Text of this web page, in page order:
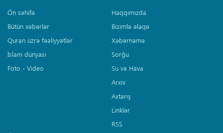
Ön səhifə
Bütün xəbərlər
Quran üzrə fəaliyyətlər
İslam dünyası
Foto - Video
Haqqımızda
Bizimlə əlaqə
Xəbərnamə
Sorğu
Su və Hava
Arxiv
Axtarış
Linklər
RSS